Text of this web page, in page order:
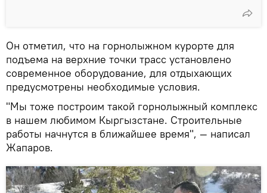
Он отметил, что на горнолыжном курорте для
подъема на верхние точки трасс установлено
современное оборудование, для отдыхающих
предусмотрены необходимые условия.
"Мы тоже построим такой горнолыжный комплекс
в нашем любимом Кыргызстане. Строительные
работы начнутся в ближайшее время", — написал
Жапаров.